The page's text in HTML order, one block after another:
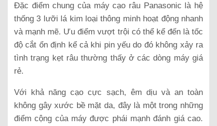
Đặc điểm chung của máy cạo râu Panasonic là hệ
thống 3 lưỡi lá kim loại thông minh hoạt động nhanh
và mạnh mẽ. Ưu điểm vượt trội có thể kể đến là tốc
độ cắt ổn định kể cả khi pin yếu do đó không xảy ra
tình trạng kẹt râu thường thấy ở các dòng máy giá
rẻ.
Với khả năng cạo cực sạch, êm dịu và an toàn
không gây xước bề mặt da, đây là một trong những
điểm cộng của máy được phái mạnh đánh giá cao.